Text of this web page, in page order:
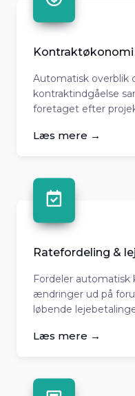
Automatisk overblik
kontraktindgåelse
foretaget efter
Læs mere →
Ratefordeling &
Fordeler
ændringer ud på
løbende
Læs mere →